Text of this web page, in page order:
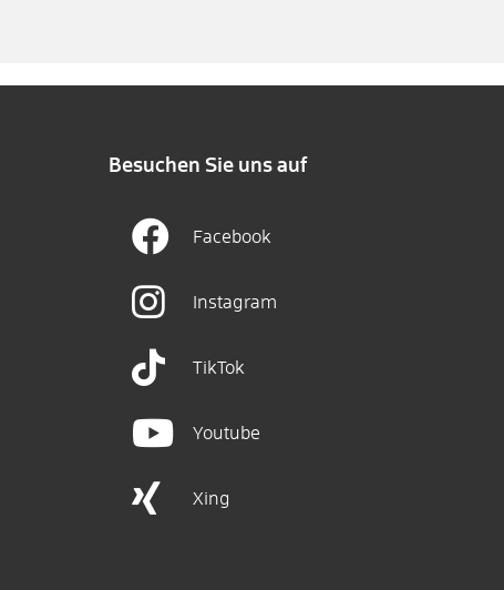
Besuchen Sie uns auf
Facebook
Instagram
TikTok
Youtube
Xing